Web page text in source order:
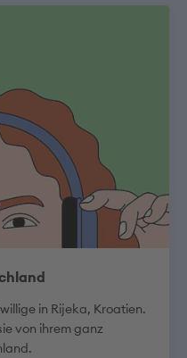
in Rijeka, Kroatien.
von ihrem ganz